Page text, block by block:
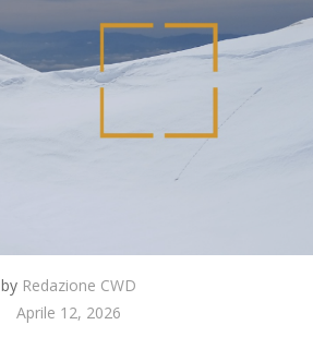
by Redazione CWD
Aprile 12, 2026